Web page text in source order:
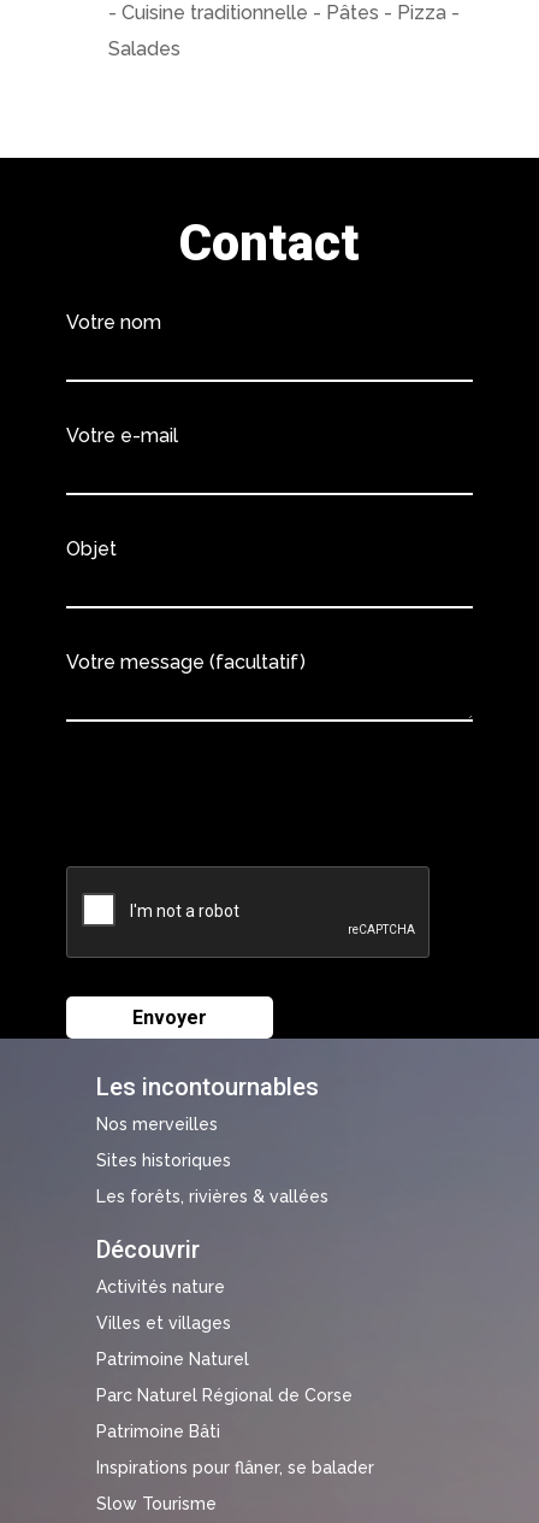
- Cuisine traditionnelle - Pâtes - Pizza -
Salades
Les incontournables
Nos merveilles
Sites historiques
Les forêts, rivières & vallées
Découvrir
Activités nature
Villes et villages
Patrimoine Naturel
Parc Naturel Régional de Corse
Patrimoine Bâti
Inspirations pour flâner, se balader
Slow Tourisme
Contact
Votre nom
Votre e-mail
Objet
Votre message (facultatif)